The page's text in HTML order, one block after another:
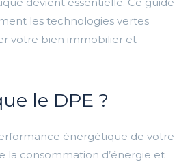
les technologies vertes
votre bien immobilier et
le DPE ?
énergétique de votre
la consommation d’énergie et